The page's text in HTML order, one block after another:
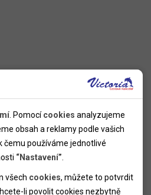
. Pomocícookies analyzujeme
obsah a reklamy podle vašich
čemu používáme jednotlivé
“Nastavení”
všech cookies, můžete to potvrdit
li povolit cookies nezbytně
byla webová stránka použitelná
jako navigace stránky a
webové stránky. Webová
bez těchto cookies.